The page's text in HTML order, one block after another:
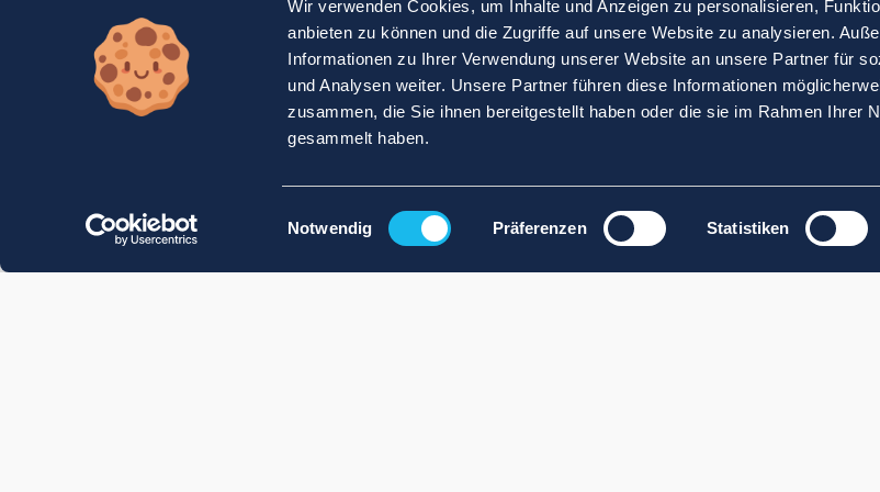
Wir verwenden Cookies, um Inhalte und Anzeigen zu personalisieren,
anbieten zu können und die Zugriffe auf unsere Website zu analysieren.
Informationen zu Ihrer Verwendung unserer Website an unsere Partner für
und Analysen weiter. Unsere Partner führen diese Informationen
zusammen, die Sie ihnen bereitgestellt haben oder die sie im Rahmen Ihrer
gesammelt haben.
Einwilligungsauswahl
Notwendig Präferenzen Statistiken